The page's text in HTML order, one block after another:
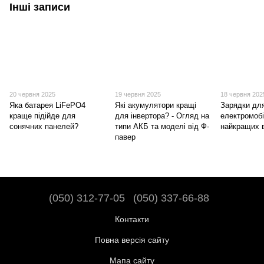
Інші записи
20 червня 2025
Яка батарея LiFePO4
краще підійде для
сонячних панелей?
19 червня 2025
Які акумулятори кращі
для інвертора? - Огляд на
типи АКБ та моделі від Ф-
павер
18 червня
Зарядки
найкращих
(050) 312-77-05 (050) 337-66-88
Контакти
Повна версія сайту
Мапа сайту